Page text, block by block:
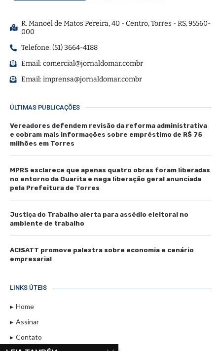
R. Manoel de Matos Pereira, 40 - Centro, Torres - RS, 95560-
000
Telefone: (51) 3664-4188
Email:comercial@jornaldomar.combr
Email:imprensa@jornaldomar.combr
ÚLTIMAS PUBLICAÇÕES
Vereadores defendem revisão da reforma administrativa
e cobram mais informações sobre empréstimo de R$ 75
milhões em Torres
MPRS esclarece que apenas quatro obras foram liberadas
no entorno da Guarita e nega liberação geral anunciada
pela Prefeitura de Torres
Justiça do Trabalho alerta para assédio eleitoral no
ambiente de trabalho
ACISATT promove palestra sobre economia e cenário
empresarial
LINKS ÚTEIS
Home
Assinar
Contato